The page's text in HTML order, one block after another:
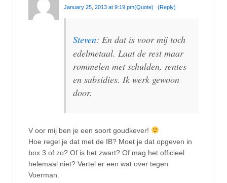
January 25, 2013 at 9:19 pm(Quote) (Reply)
Steven: En dat is voor mij toch
edelmetaal. Laat de rest maar
rommelen met schulden, rentes
en subsidies. Ik werk gewoon
door.
V oor mij ben je een soort goudkever!
Hoe regel je dat met de IB? Moet je dat opgeven in
box 3 of zo? Of is het zwart? Of mag het officieel
helemaal niet? Vertel er een wat over tegen
Voerman.